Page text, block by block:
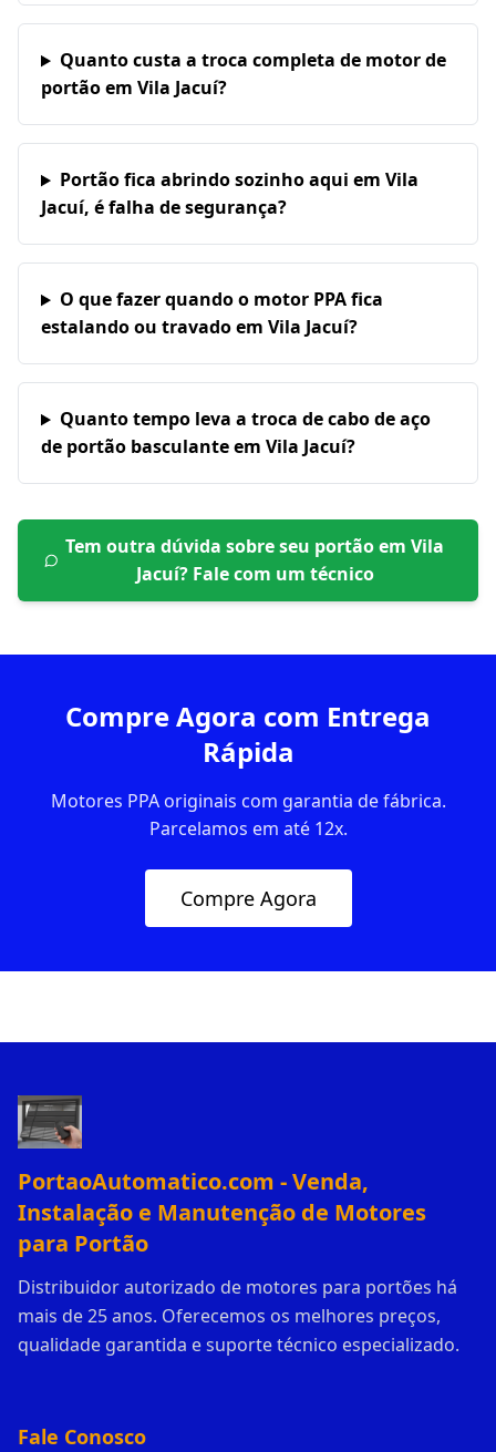
Quanto custa a troca completa de motor de
portão em Vila Jacuí?
Portão fica abrindo sozinho aqui em Vila
Jacuí, é falha de segurança?
O que fazer quando o motor PPA fica
estalando ou travado em Vila Jacuí?
Quanto tempo leva a troca de cabo de aço
de portão basculante em Vila Jacuí?
Tem outra dúvida sobre seu portão emVila
Jacuí? Fale com um técnico
Compre Agora com Entrega
Rápida
Motores PPA originais com garantia de fábrica.
Parcelamos em até 12x.
Compre Agora
PortaoAutomatico.com - Venda,
Instalação e Manutenção de Motores
para Portão
Distribuidor autorizado de motores para portões há
mais de 25 anos. Oferecemos os melhores preços,
qualidade garantida e suporte técnico especializado.
Fale Conosco